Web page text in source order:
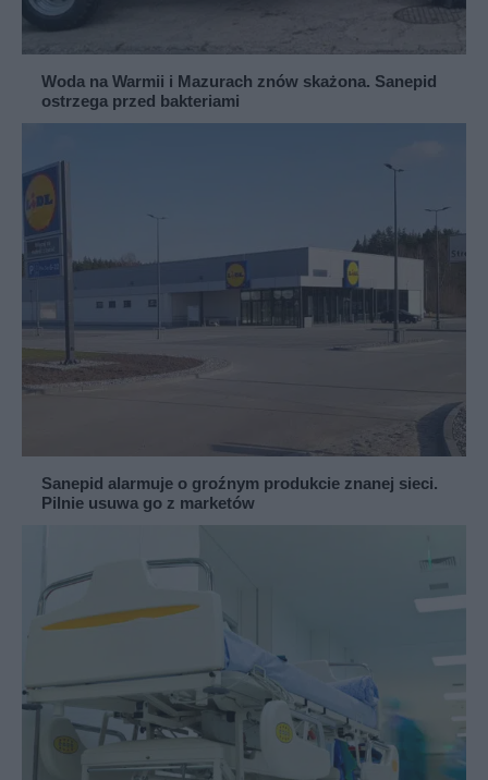
Woda na Warmii i Mazurach znów skażona. Sanepid
ostrzega przed bakteriami
Sanepid alarmuje o groźnym produkcie znanej sieci.
Pilnie usuwa go z marketów